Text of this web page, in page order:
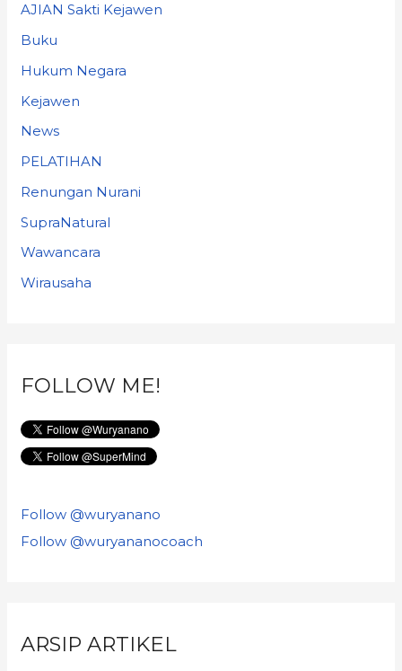
AJIAN Sakti Kejawen
Buku
Hukum Negara
Kejawen
News
PELATIHAN
Renungan Nurani
SupraNatural
Wawancara
Wirausaha
FOLLOW ME!
Follow @wuryanano
Follow @wuryananocoach
ARSIP ARTIKEL